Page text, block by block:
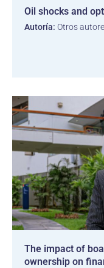
Oil shocks and
Autoría: Otros
The impact of
ownership on